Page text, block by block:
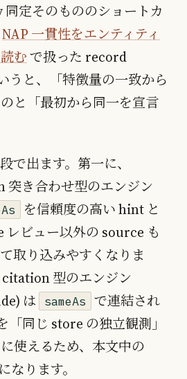
定そのもののショートカ
NAP 一貫性をエンティティ
むで扱った record
うと、「特徴量の一致から
と「最初から同一を宣言
で出ます。第一に、
突き合わせ型のエンジン
を信頼度の高い hint と
レビュー以外の source も
取り込みやすくなりま
citation 型のエンジン
は
sameAs で連結され
「同じ store の独立観測」
使えるため、本文中の
ります。